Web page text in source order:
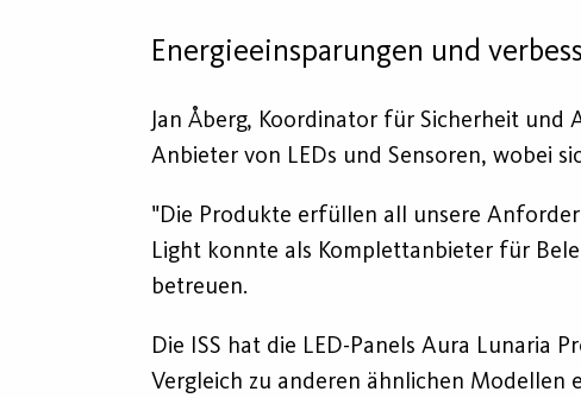
Energieeinsparungen und
Jan Åberg, Koordinator für Sicherheit und
Anbieter von LEDs und Sensoren, wobei
"Die Produkte erfüllen all unsere
Light konnte als Komplettanbieter für
betreuen.
Die ISS hat die LED-Panels Aura Lunaria
Vergleich zu anderen ähnlichen Modellen